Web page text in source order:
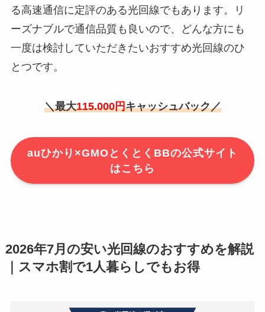
る高速通信に定評のある光回線でもあります。リ
ーズナブルで通信品質も良いので、どんな方にも
一度は検討していただきたいおすすめ光回線のひ
とつです。
＼最大115.000円キャッシュバック／
auひかり×GMOとくとくBBの公式サイト
はこちら
2026年7月の安い光回線のおすすめを解説
｜スマホ割で1人暮らしでもお得